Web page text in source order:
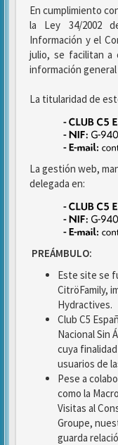
En cumplimiento
la Ley 34/2002
Información y el
julio, se facilitan a
información
La titularidad de
La gestión web,
delegada en:
PREÁMBULO:
Este site se
CitröFamily,
Hydractives.
Club C5
Nacional Sin
cuya
usuarios de
Pese a
como la
Visitas al
Groupe,
guarda